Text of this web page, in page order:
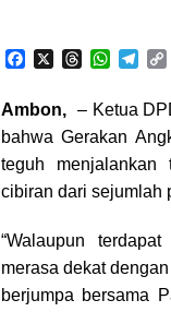
e
b
o
o
k
e
a
d
s
W
t
s
A
p
p
e
g
r
a
m
i
Ambon, – Ketua
bahwa Gerakan
teguh menjalankan
cibiran dari sejumlah
“Walaupun
merasa dekat
berjumpa bersama